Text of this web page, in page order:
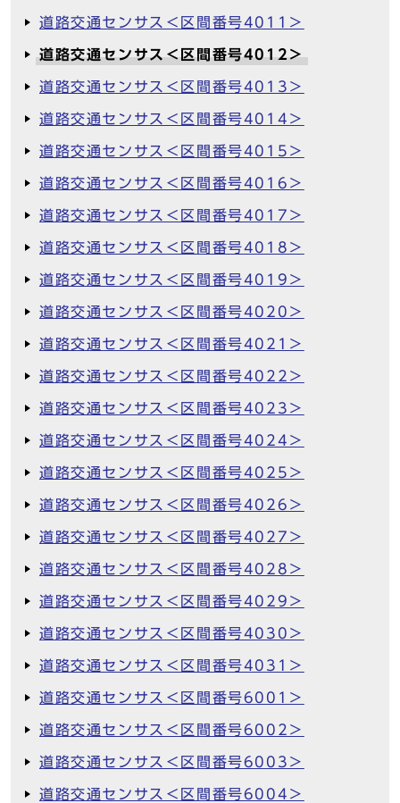
道路交通センサス＜区間番号4011＞
道路交通センサス＜区間番号4012＞
道路交通センサス＜区間番号4013＞
道路交通センサス＜区間番号4014＞
道路交通センサス＜区間番号4015＞
道路交通センサス＜区間番号4016＞
道路交通センサス＜区間番号4017＞
道路交通センサス＜区間番号4018＞
道路交通センサス＜区間番号4019＞
道路交通センサス＜区間番号4020＞
道路交通センサス＜区間番号4021＞
道路交通センサス＜区間番号4022＞
道路交通センサス＜区間番号4023＞
道路交通センサス＜区間番号4024＞
道路交通センサス＜区間番号4025＞
道路交通センサス＜区間番号4026＞
道路交通センサス＜区間番号4027＞
道路交通センサス＜区間番号4028＞
道路交通センサス＜区間番号4029＞
道路交通センサス＜区間番号4030＞
道路交通センサス＜区間番号4031＞
道路交通センサス＜区間番号6001＞
道路交通センサス＜区間番号6002＞
道路交通センサス＜区間番号6003＞
道路交通センサス＜区間番号6004＞